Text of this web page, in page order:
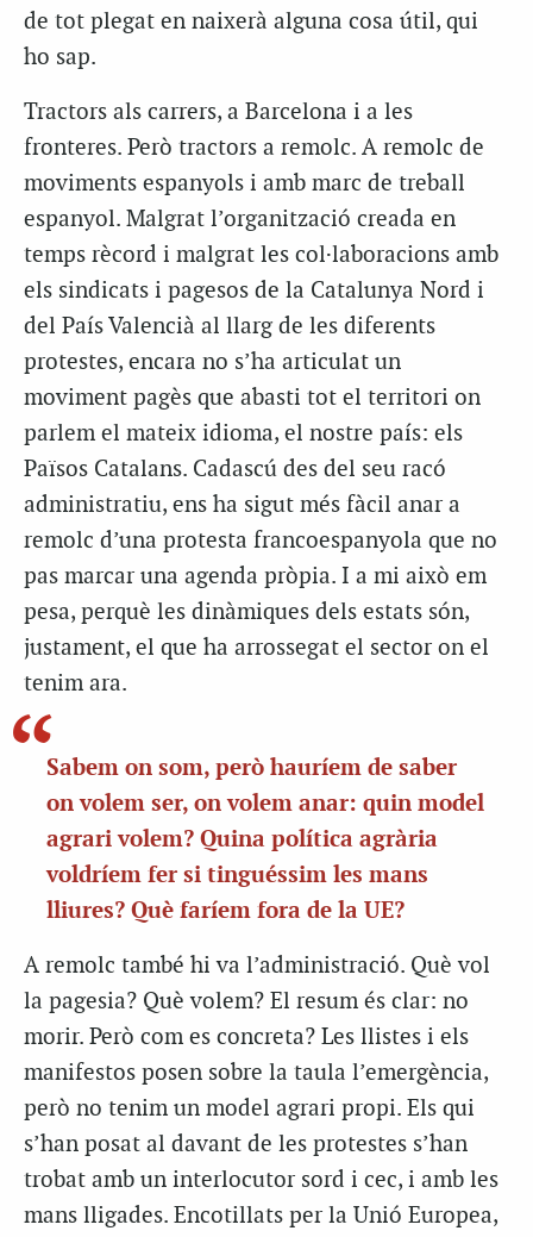
de tot plegat en naixerà alguna cosa útil, qui
ho sap.
Tractors als carrers, a Barcelona i a les
fronteres. Però tractors a remolc. A remolc de
moviments espanyols i amb marc de treball
espanyol. Malgrat l’organització creada en
temps rècord i malgrat les col·laboracions amb
els sindicats i pagesos de la Catalunya Nord i
del País Valencià al llarg de les diferents
protestes, encara no s’ha articulat un
moviment pagès que abasti tot el territori on
parlem el mateix idioma, el nostre país: els
Països Catalans. Cadascú des del seu racó
administratiu, ens ha sigut més fàcil anar a
remolc d’una protesta francoespanyola que no
pas marcar una agenda pròpia. I a mi això em
pesa, perquè les dinàmiques dels estats són,
justament, el que ha arrossegat el sector on el
tenim ara.
Sabem on som, però hauríem de saber
on volem ser, on volem anar: quin model
agrari volem? Quina política agrària
voldríem fer si tinguéssim les mans
lliures? Què faríem fora de la UE?
A remolc també hi va l’administració. Què vol
la pagesia? Què volem? El resum és clar: no
morir. Però com es concreta? Les llistes i els
manifestos posen sobre la taula l’emergència,
però no tenim un model agrari propi. Els qui
s’han posat al davant de les protestes s’han
trobat amb un interlocutor sord i cec, i amb les
mans lligades. Encotillats per la Unió Europea,